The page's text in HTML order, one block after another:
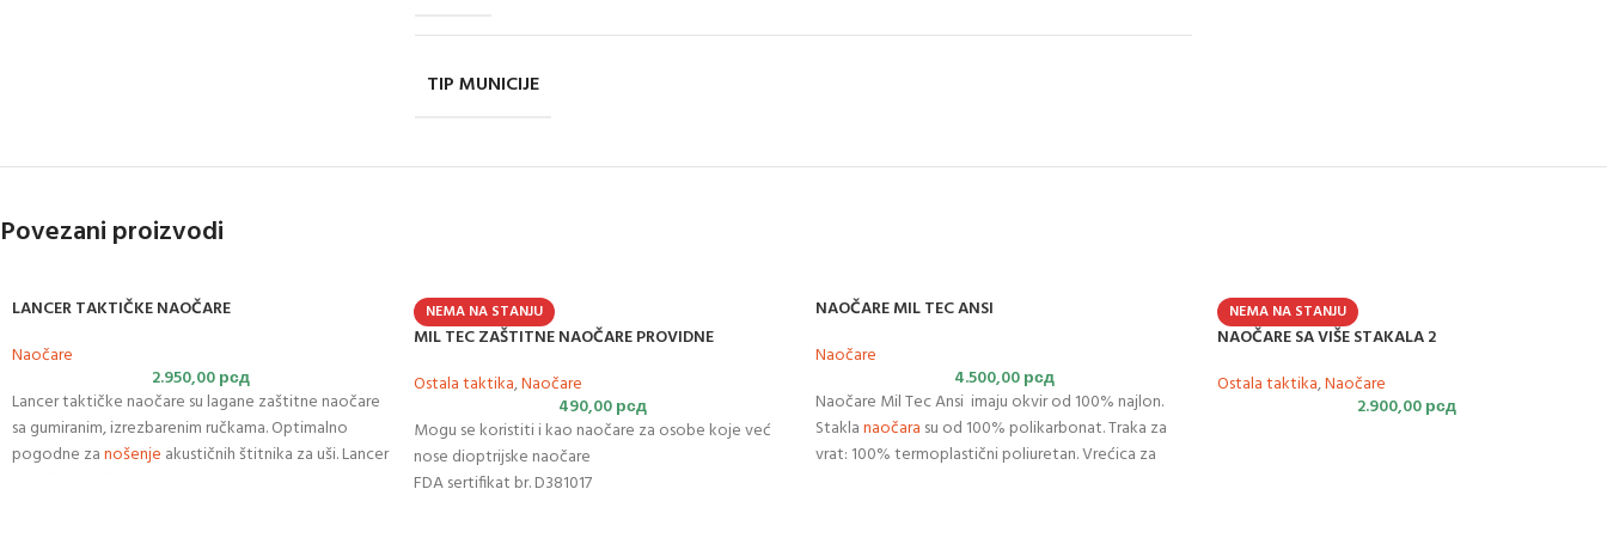
TIP MUNICIJE
Povezani proizvodi
LANCER TAKTIČKE NAOČARE
Naočare
2.950,00рсд
Lancer taktičke naočare su lagane zaštitne naočare
sa gumiranim, izrezbarenim ručkama. Optimalno
pogodne zanošenje akustičnih štitnika za uši. Lancer
NEMA NA STANJU
MIL TEC ZAŠTITNE NAOČARE PROVIDNE
Ostala taktika,Naočare
490,00рсд
Mogu se koristiti i kao naočare za osobe koje već
nose dioptrijske naočare
FDA sertifikat br. D381017
NAOČARE MIL TEC ANSI
Naočare
4.500,00рсд
Naočare Mil Tec Ansi imaju okvir od 100% najlon.
Staklanaočara su od 100% polikarbonat. Traka za
vrat: 100% termoplastični poliuretan. Vrećica za
NEMA NA STANJU
NAOČARE SA VIŠE STAKALA 2
Ostala taktika,Naočare
2.900,00рсд